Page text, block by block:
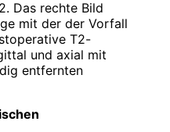
Das rechte Bild
mit der der Vorfall
T2-
und axial mit
entfernten